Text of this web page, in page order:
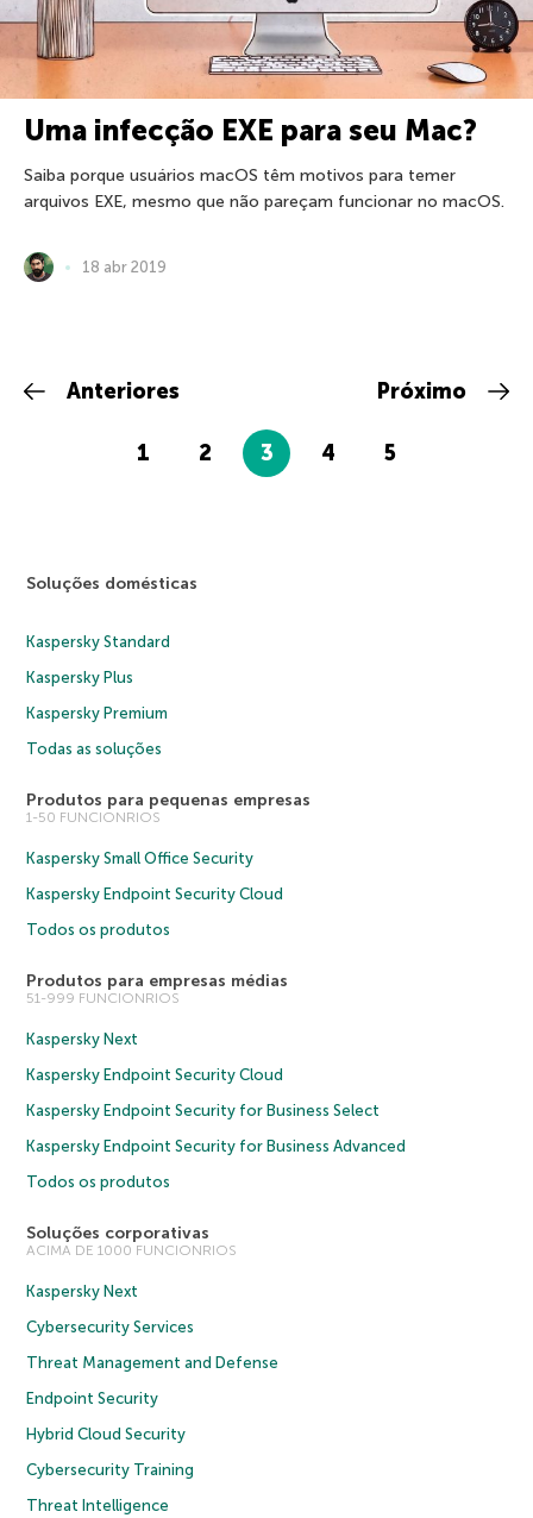
Uma infecção EXE para seu Mac?
Saiba porque usuários macOS têm motivos para temer
arquivos EXE, mesmo que não pareçam funcionar no macOS.
18 abr 2019
Anteriores
1 2 3 4 5
Próximo
Soluções domésticas
Kaspersky Standard
Kaspersky Plus
Kaspersky Premium
Todas as soluções
Produtos para pequenas empresas
1-50 FUNCIONRIOS
Kaspersky Small Office Security
Kaspersky Endpoint Security Cloud
Todos os produtos
Produtos para empresas médias
51-999 FUNCIONRIOS
Kaspersky Next
Kaspersky Endpoint Security Cloud
Kaspersky Endpoint Security for Business Select
Kaspersky Endpoint Security for Business Advanced
Todos os produtos
Soluções corporativas
ACIMA DE 1000 FUNCIONRIOS
Kaspersky Next
Cybersecurity Services
Threat Management and Defense
Endpoint Security
Hybrid Cloud Security
Cybersecurity Training
Threat Intelligence